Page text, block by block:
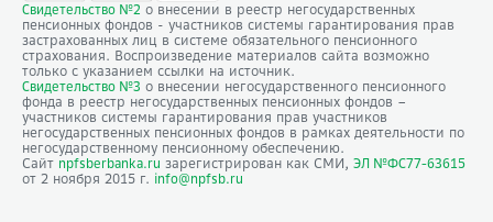
Свидетельство №2 о внесении в реестр негосударственных
пенсионных фондов - участников системы гарантирования прав
застрахованных лиц в системе обязательного пенсионного
страхования. Воспроизведение материалов сайта возможно
только с указанием ссылки на источник.
Свидетельство №3 о внесении негосударственного пенсионного
фонда в реестр негосударственных пенсионных фондов –
участников системы гарантирования прав участников
негосударственных пенсионных фондов в рамках деятельности по
негосударственному пенсионному обеспечению.
Сайт npfsberbanka.ru зарегистрирован как СМИ, ЭЛ №ФС77-63615
от 2 ноября 2015 г. info@npfsb.ru